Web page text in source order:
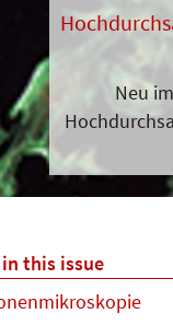
Neu
this issue